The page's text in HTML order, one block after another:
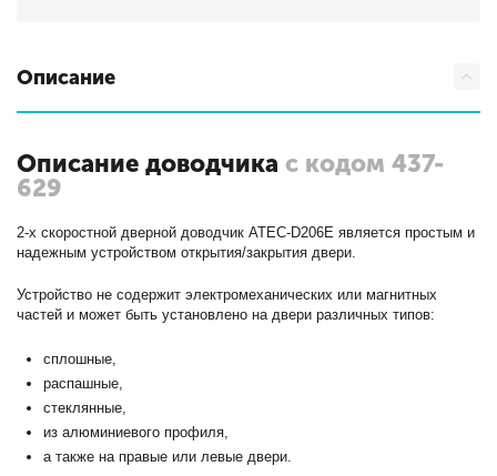
Описание
Описание доводчика с кодом 437-
629
2-х скоростной дверной доводчик ATEC-D206E является простым и
надежным устройством открытия/закрытия двери.
Устройство не содержит электромеханических или магнитных
частей и может быть установлено на двери различных типов:
сплошные,
распашные,
стеклянные,
из алюминиевого профиля,
а также на правые или левые двери.